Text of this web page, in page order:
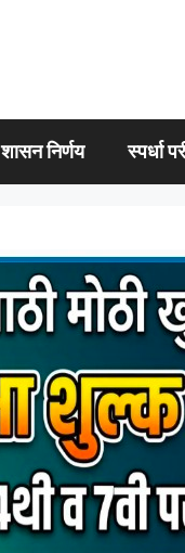
शासन निर्णय स्पर्धा